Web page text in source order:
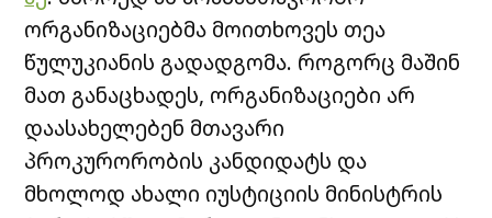
ორგანიზაციებმა მოითხოვეს თეა
წულუკიანის გადადგომა. როგორც მაშინ
მათ განაცხადეს, ორგანიზაციები არ
დაასახელებენ მთავარი
პროკურორობის კანდიდატს და
მხოლოდ ახალი იუსტიციის მინისტრის